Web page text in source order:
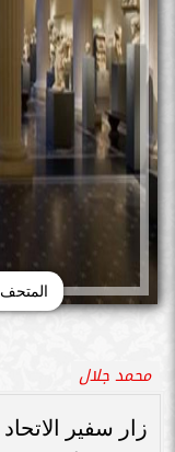
المتحف
محمد جلال
زار سفير